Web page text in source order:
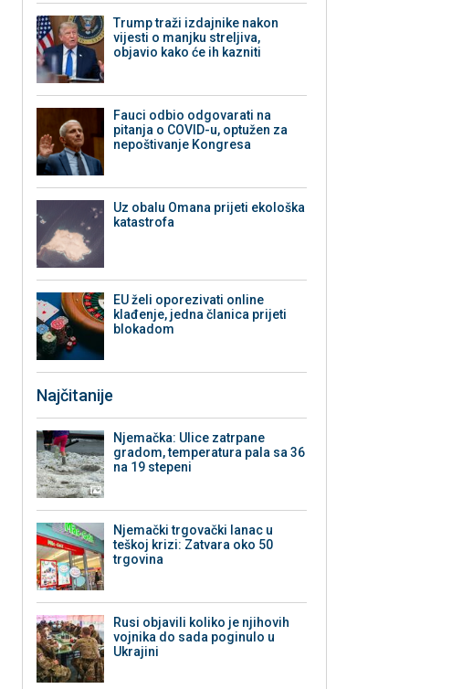
Trump traži izdajnike nakon
vijesti o manjku streljiva,
objavio kako će ih kazniti
Fauci odbio odgovarati na
pitanja o COVID-u, optužen za
nepoštivanje Kongresa
Uz obalu Omana prijeti ekološka
katastrofa
EU želi oporezivati online
klađenje, jedna članica prijeti
blokadom
Najčitanije
Njemačka: Ulice zatrpane
gradom, temperatura pala sa 36
na 19 stepeni
Njemački trgovački lanac u
teškoj krizi: Zatvara oko 50
trgovina
Rusi objavili koliko je njihovih
vojnika do sada poginulo u
Ukrajini